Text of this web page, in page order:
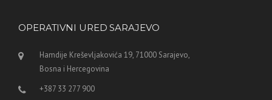
OPERATIVNI URED SARAJEVO
Hamdije Kreševljakovića 19, 71000 Sarajevo,
Bosna i Hercegovina
+387 33 277 900